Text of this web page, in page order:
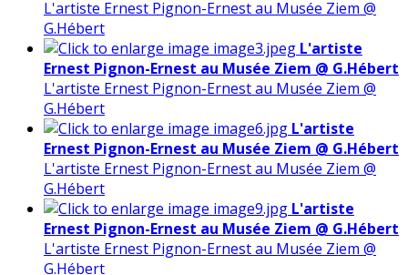
L'artiste Ernest Pignon-Ernest au Musée Ziem @
G.Hébert
L'artiste
Ernest Pignon-Ernest au Musée Ziem @ G.Hébert
L'artiste Ernest Pignon-Ernest au Musée Ziem @
G.Hébert
L'artiste
Ernest Pignon-Ernest au Musée Ziem @ G.Hébert
L'artiste Ernest Pignon-Ernest au Musée Ziem @
G.Hébert
L'artiste
Ernest Pignon-Ernest au Musée Ziem @ G.Hébert
L'artiste Ernest Pignon-Ernest au Musée Ziem @
G.Hébert